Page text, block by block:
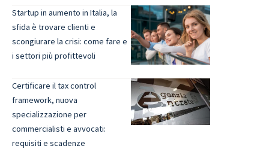
Startup in aumento in Italia, la
sfida è trovare clienti e
scongiurare la crisi: come fare e
i settori più profittevoli
Certificare il tax control
framework, nuova
specializzazione per
commercialisti e avvocati:
requisiti e scadenze